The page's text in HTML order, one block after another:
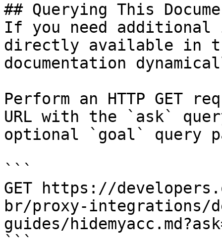
## Querying This
If you need
directly available in
documentation
Perform an HTTP GET
URL with the `ask`
optional `goal` query
```
GET https://
br/proxy-integrations/
guides/
```